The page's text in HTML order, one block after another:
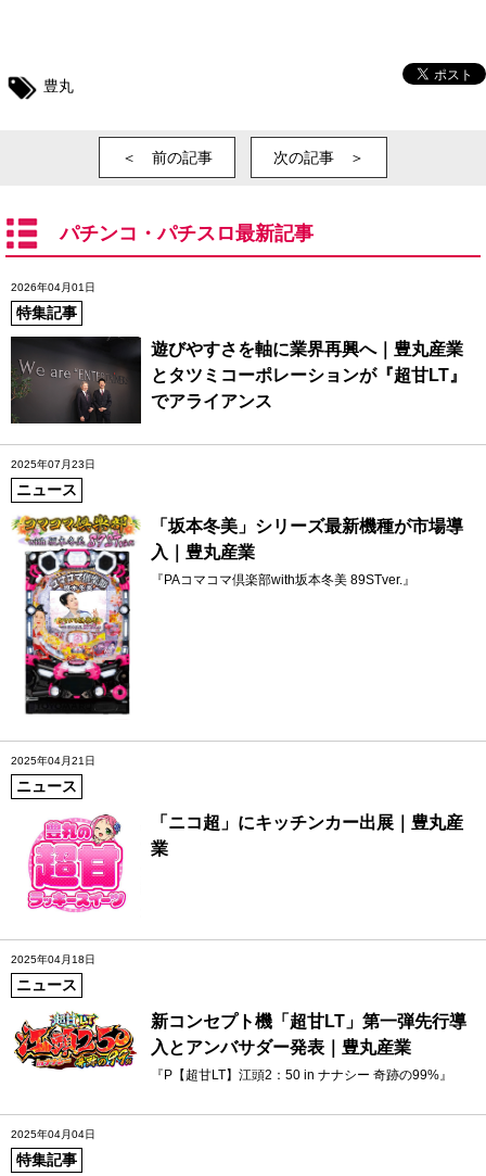
豊丸
＜ 前の記事 次の記事 ＞
パチンコ・パチスロ最新記事
2026年04月01日
特集記事
遊びやすさを軸に業界再興へ｜豊丸産業
とタツミコーポレーションが『超甘LT』
でアライアンス
2025年07月23日
ニュース
「坂本冬美」シリーズ最新機種が市場導
入｜豊丸産業
『PAコマコマ倶楽部with坂本冬美 89STver.』
2025年04月21日
ニュース
「ニコ超」にキッチンカー出展｜豊丸産
業
2025年04月18日
ニュース
新コンセプト機「超甘LT」第一弾先行導
入とアンバサダー発表｜豊丸産業
『P【超甘LT】江頭2：50 in ナナシー 奇跡の99%』
2025年04月04日
特集記事